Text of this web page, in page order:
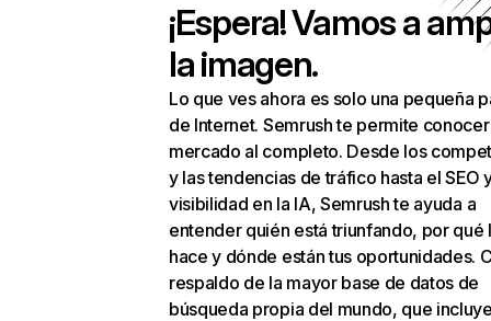
¡Espera! Vamos a
la imagen.
Lo que ves ahora es solo una pequeña
de Internet. Semrush te permite
mercado al completo. Desde los
y las tendencias de tráfico hasta el SEO
visibilidad en la IA, Semrush te ayuda a
entender quién está triunfando, por qué
hace y dónde están tus oportunidades.
respaldo de la mayor base de datos de
búsqueda propia del mundo, que